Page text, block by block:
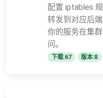
配置 iptables
转发到对应后
你的服务在集
问。
下载:67 版本:8